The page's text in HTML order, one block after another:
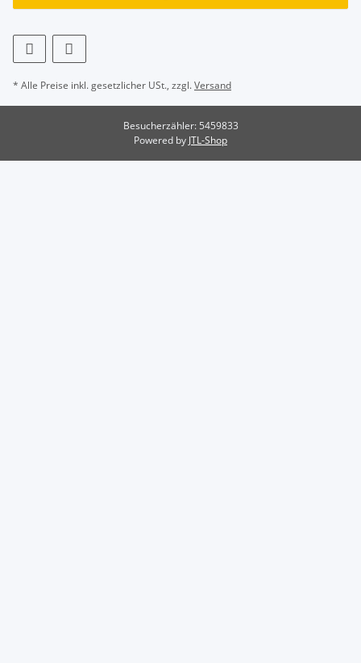
* Alle Preise inkl. gesetzlicher USt., zzgl.Versand
Besucherzähler: 5459833
Powered by JTL-Shop